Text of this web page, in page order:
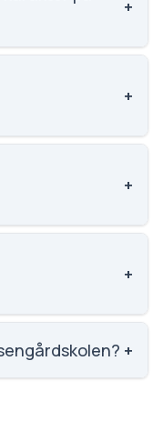
+
er 5.7,
+
Telefon:
M. Skoleleder:+
er 3.9 ud af 5,
er baseret på
+
er 3.6 ud af 5,
er baseret på
+